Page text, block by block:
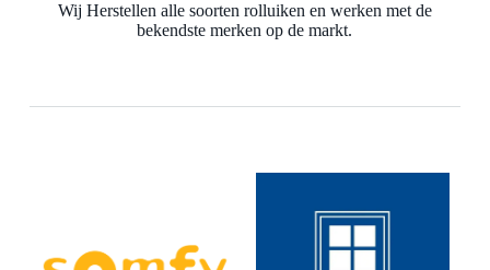
Wij Herstellen alle soorten rolluiken en werken met de
bekendste merken op de markt.